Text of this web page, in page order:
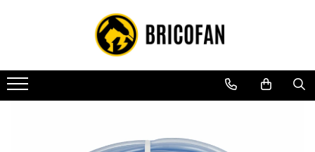
Toate Produsele
Vehicule electrice
Atv